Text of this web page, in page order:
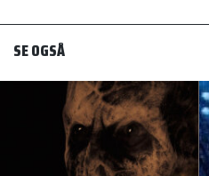
SE OGSÅ